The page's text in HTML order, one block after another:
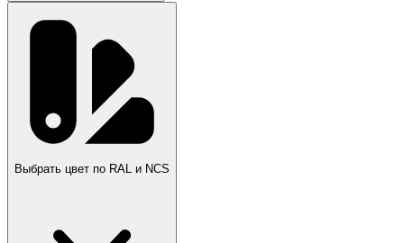
Выбрать цвет по RAL и NCS